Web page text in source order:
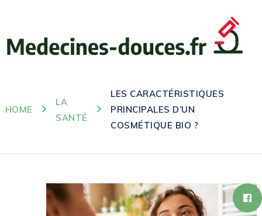
HOME
LA
SANTÉ
LES CARACTÉRISTIQUES
PRINCIPALES D’UN
COSMÉTIQUE BIO ?